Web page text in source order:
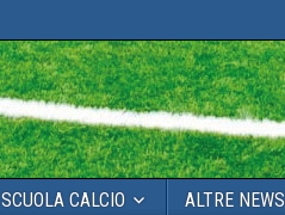
SCUOLA CALCIO ALTRE NEWS